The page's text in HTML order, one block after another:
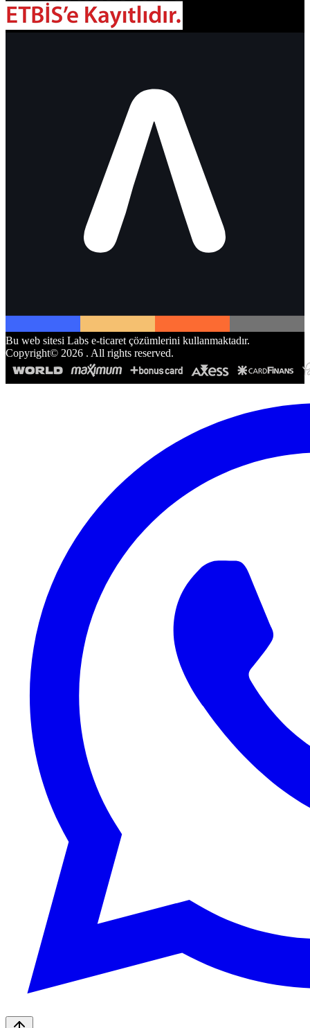
Bu web sitesi Labs e-ticaret çözümlerini kullanmaktadır.
Copyright© 2026 . All rights reserved.